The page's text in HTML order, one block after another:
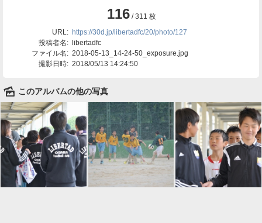
116/ 311 枚
URL: https://30d.jp/libertadfc/20/photo/127
投稿者名: libertadfc
ファイル名: 2018-05-13_14-24-50_exposure.jpg
撮影日時: 2018/05/13 14:24:50
🌄 このアルバムの他の写真